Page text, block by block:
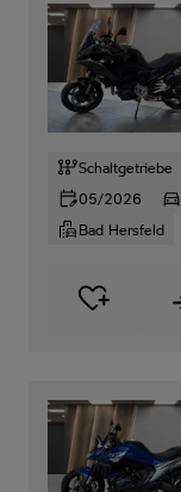
Schaltgetriebe
05/2026
Bad Hersfeld